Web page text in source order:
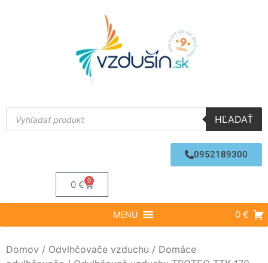
HĽADAŤ
0952189300
0€ 0
MENU 0 €
Domov / Odvlhčovače vzduchu / Domáce